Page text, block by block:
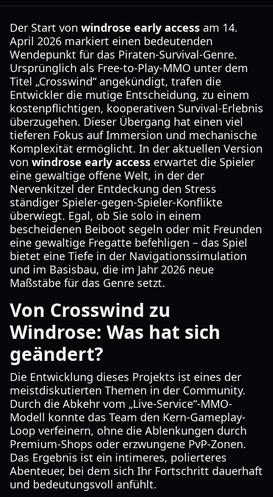
Der Start von windrose early access am 14.
April 2026 markiert einen bedeutenden
Wendepunkt für das Piraten-Survival-Genre.
Ursprünglich als Free-to-Play-MMO unter dem
Titel „Crosswind“ angekündigt, trafen die
Entwickler die mutige Entscheidung, zu einem
kostenpflichtigen, kooperativen Survival-Erlebnis
überzugehen. Dieser Übergang hat einen viel
tieferen Fokus auf Immersion und mechanische
Komplexität ermöglicht. In der aktuellen Version
von windrose early access erwartet die Spieler
eine gewaltige offene Welt, in der der
Nervenkitzel der Entdeckung den Stress
ständiger Spieler-gegen-Spieler-Konflikte
überwiegt. Egal, ob Sie solo in einem
bescheidenen Beiboot segeln oder mit Freunden
eine gewaltige Fregatte befehligen – das Spiel
bietet eine Tiefe in der Navigationssimulation
und im Basisbau, die im Jahr 2026 neue
Maßstäbe für das Genre setzt.
Von Crosswind zu
Windrose: Was hat sich
geändert?
Die Entwicklung dieses Projekts ist eines der
meistdiskutierten Themen in der Community.
Durch die Abkehr vom „Live-Service“-MMO-
Modell konnte das Team den Kern-Gameplay-
Loop verfeinern, ohne die Ablenkungen durch
Premium-Shops oder erzwungene PvP-Zonen.
Das Ergebnis ist ein intimeres, polierteres
Abenteuer, bei dem sich Ihr Fortschritt dauerhaft
und bedeutungsvoll anfühlt.